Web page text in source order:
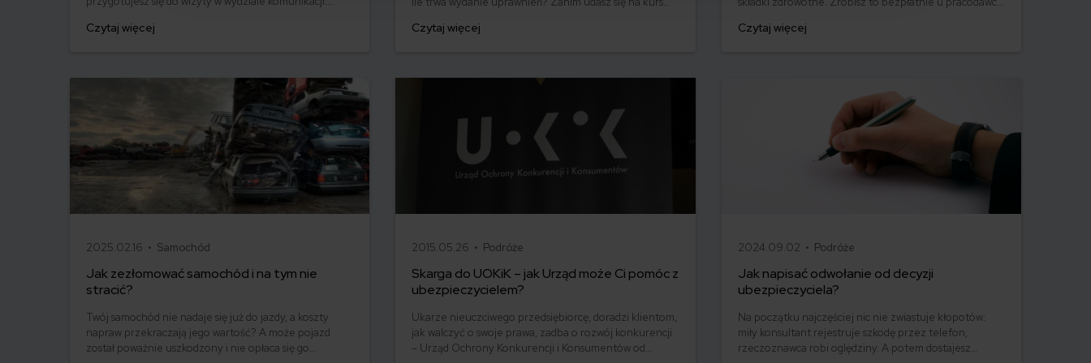
pojazdu i dowiesz się, jak go poprawnie wypełnić.
sprowadzonego z zagranicy.
Czytaj więcej
formularz. Jak złożyć wniosek o wydanie prawa jazdy?
Czytaj więcej
mieć pełne prawo do korzystania z publicznej służby
Czytaj więcej
2025.02.16 • Samochód
Jak zezłomować samochód i na tym nie
stracić?
Twój samochód nie nadaje się już do jazdy, a koszty
napraw przekraczają jego wartość? A może pojazd
został poważnie uszkodzony i nie opłaca się go
2015.05.26 • Podróże
Skarga do UOKiK – jak Urząd może Ci pomóc z
ubezpieczycielem?
Ukarze nieuczciwego przedsiębiorcę, doradzi klientom,
jak walczyć o swoje prawa, zadba o rozwój konkurencji
– Urząd Ochrony Konkurencji i Konsumentów od
2024.09.02 • Podróże
Jak napisać odwołanie od decyzji
ubezpieczyciela?
Na początku najczęściej nic nie zwiastuje kłopotów:
miły konsultant rejestruje szkodę przez telefon,
rzeczoznawca robi oględziny. A potem dostajesz